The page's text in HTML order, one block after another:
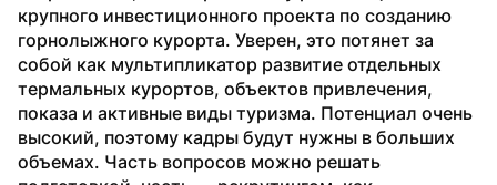
крупного инвестиционного проекта по созданию
горнолыжного курорта. Уверен, это потянет за
собой как мультипликатор развитие отдельных
термальных курортов, объектов привлечения,
показа и активные виды туризма. Потенциал очень
высокий, поэтому кадры будут нужны в больших
объемах. Часть вопросов можно решать